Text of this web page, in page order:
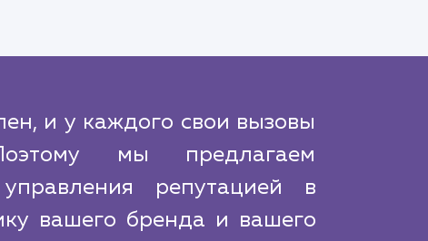
и у каждого свои вызовы
мы предлагаем
репутацией в
вашего бренда и вашего